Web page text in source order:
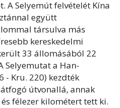
A Selyemút felvételét Kína
együtt
társulva más
kereskedelmi
33 állomásából 22
Selyemutat a Han-
- Kru. 220) kezdték
útvonallá, annak
félezer kilométert tett ki.